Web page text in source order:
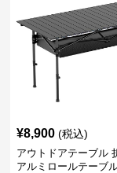
¥8,900 (税込)
アウトドアテーブル
アルミロールテーブ